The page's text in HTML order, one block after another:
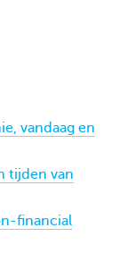
vandaag en
tijden van
financial